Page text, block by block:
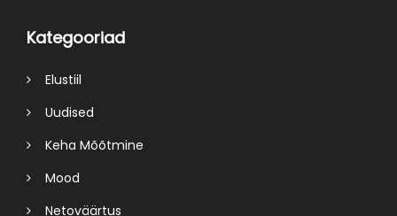
Kategooriad
Elustiil
Uudised
Keha Mõõtmine
Mood
Netoväärtus